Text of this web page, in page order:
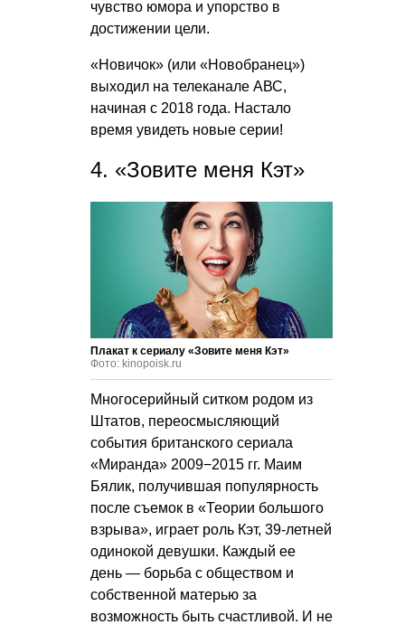
чувство юмора и упорство в
достижении цели.
«Новичок» (или «Новобранец»)
выходил на телеканале АВС,
начиная с 2018 года. Настало
время увидеть новые серии!
4. «Зовите меня Кэт»
Плакат к сериалу «Зовите меня Кэт»
Фото: kinopoisk.ru
Многосерийный ситком родом из
Штатов, переосмысляющий
события британского сериала
«Миранда» 2009−2015 гг. Маим
Бялик, получившая популярность
после съемок в «Теории большого
взрыва», играет роль Кэт, 39-летней
одинокой девушки. Каждый ее
день — борьба с обществом и
собственной матерью за
возможность быть счастливой. И не